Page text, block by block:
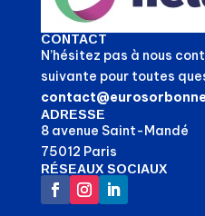
CONTACT
N’hésitez pas à nous
suivante pour toutes
ADRESSE
8 avenue Saint-Mandé
75012 Paris
RÉSEAUX SOCIAUX